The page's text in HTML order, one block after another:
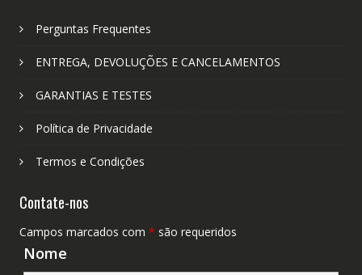
Perguntas Frequentes
ENTREGA, DEVOLUÇÕES E CANCELAMENTOS
GARANTIAS E TESTES
Política de Privacidade
Termos e Condições
Contate-nos
Campos marcados com * são requeridos
Nome